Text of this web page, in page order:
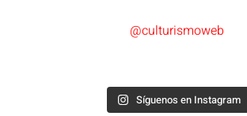
@culturismoweb
Síguenos en Instagram